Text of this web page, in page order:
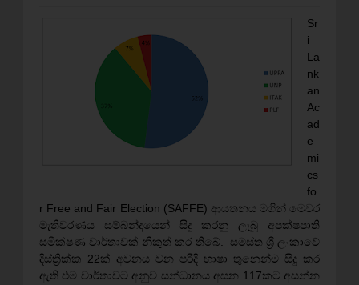
Sr
i
La
nk
an
Ac
ad
e
mi
cs
fo
r Free and Fair Election (SAFFE) ආයතනය මගින් මෙවර
මැතිවරණය සම්බන්දයෙන් සිදු කරනු ලැබූ අපක්ෂපාති
සමීක්ෂණ වාර්තාවක් නිකුත් කර තිබේ. සමස්ත ශ්‍රී ලංකාවේ
දිස්ත්‍රික්ක 22ක් අවනය වන පරිදි භාෂා තුනෙන්ම සිදු කර
ඇති එම වාර්තාවට අනුව සන්ධානය අසන 117කට අසන්න